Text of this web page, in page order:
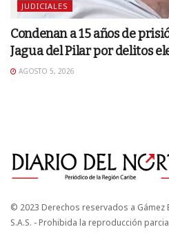
JUDICIALES
Condenan a 15 años de
Jagua del Pilar por delitos
AGOSTO 5, 2026
© 2023 Derechos reservados a Gámez
S.A.S. - Prohibida la reproducción